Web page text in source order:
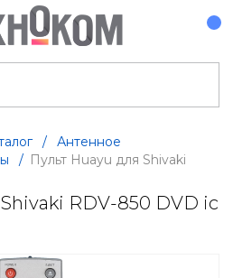
/
Антенное
/ Пульт Huayu для Shivaki
RDV-850 DVD ic